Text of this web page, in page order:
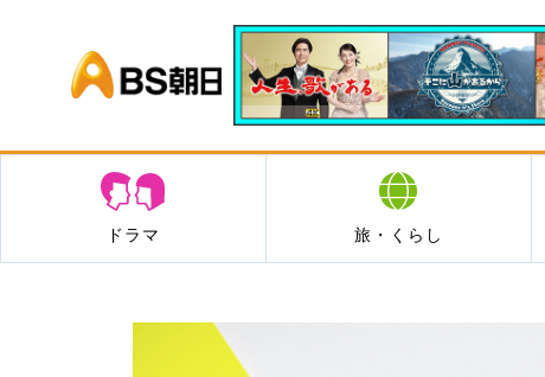
BS朝日
ドラマ 旅・くらし